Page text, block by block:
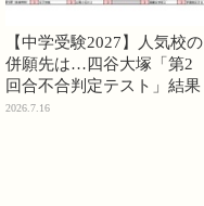
【中学受験2027】人気校の
併願先は…四谷大塚「第2
回合不合判定テスト」結果
2026.7.16